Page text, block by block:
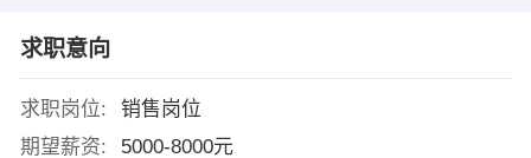
求职意向
求职岗位:
销售岗位
期望薪资:
5000-8000元